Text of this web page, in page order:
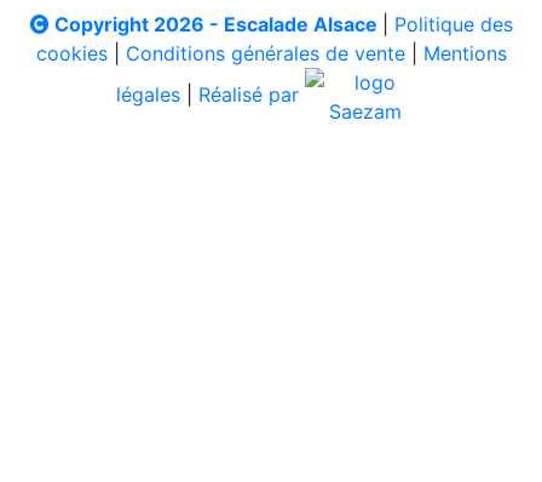
Copyright 2026 - Escalade Alsace
Politique des
cookies| Conditions générales de vente| Mentions
légales
Réalisé par